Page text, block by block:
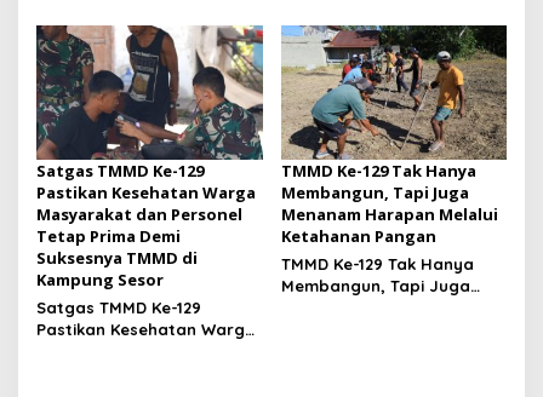
Saluran Air
Timah di Air Merbau
Satgas TMMD Ke-129
Pastikan Kesehatan Warga
Masyarakat dan Personel
Tetap Prima Demi
Suksesnya TMMD di
Kampung Sesor
Satgas TMMD Ke-129
Pastikan Kesehatan Warga
TMMD Ke-129 Tak Hanya
Membangun, Tapi Juga
Menanam Harapan Melalui
Ketahanan Pangan
TMMD Ke-129 Tak Hanya
Membangun, Tapi Juga